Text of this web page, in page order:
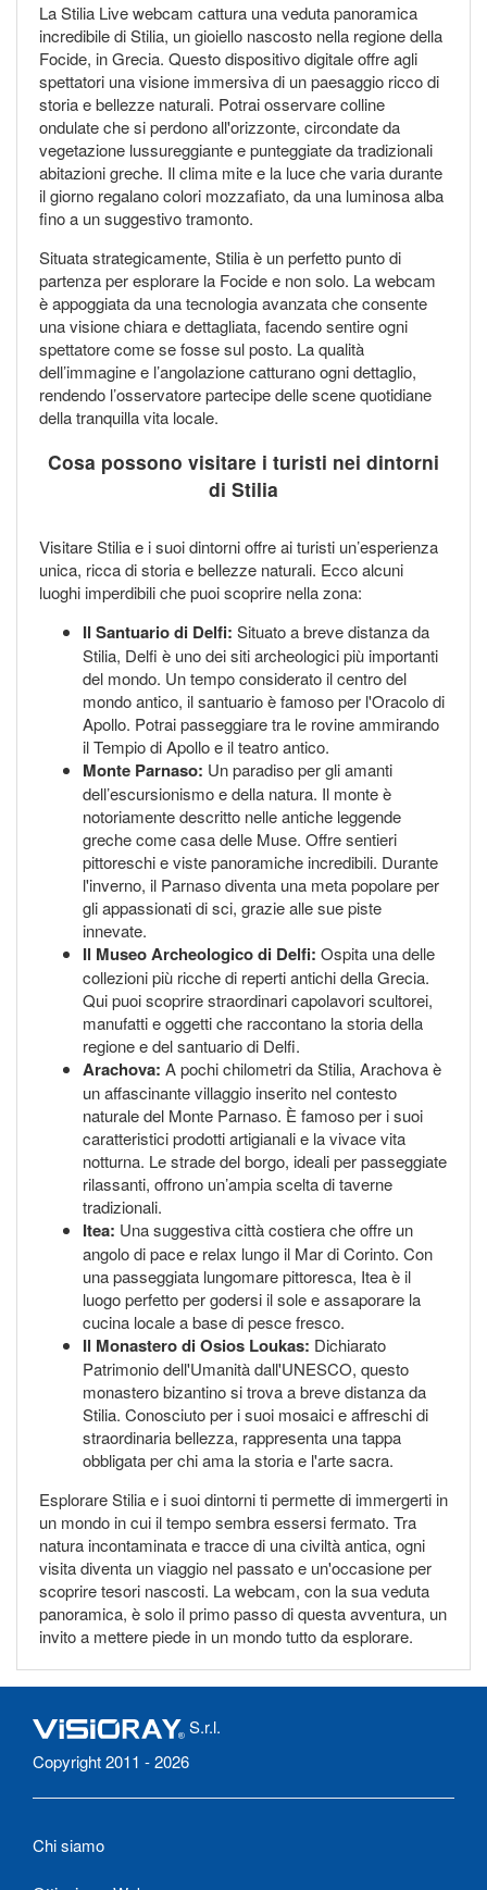
La Stilia Live webcam cattura una veduta panoramica
incredibile di Stilia, un gioiello nascosto nella regione della
Focide, in Grecia. Questo dispositivo digitale offre agli
spettatori una visione immersiva di un paesaggio ricco di
storia e bellezze naturali. Potrai osservare colline
ondulate che si perdono all'orizzonte, circondate da
vegetazione lussureggiante e punteggiate da tradizionali
abitazioni greche. Il clima mite e la luce che varia durante
il giorno regalano colori mozzafiato, da una luminosa alba
fino a un suggestivo tramonto.
Situata strategicamente, Stilia è un perfetto punto di
partenza per esplorare la Focide e non solo. La webcam
è appoggiata da una tecnologia avanzata che consente
una visione chiara e dettagliata, facendo sentire ogni
spettatore come se fosse sul posto. La qualità
dell’immagine e l’angolazione catturano ogni dettaglio,
rendendo l’osservatore partecipe delle scene quotidiane
della tranquilla vita locale.
Cosa possono visitare i turisti nei dintorni
di Stilia
Visitare Stilia e i suoi dintorni offre ai turisti un’esperienza
unica, ricca di storia e bellezze naturali. Ecco alcuni
luoghi imperdibili che puoi scoprire nella zona:
Il Santuario di Delfi: Situato a breve distanza da
Stilia, Delfi è uno dei siti archeologici più importanti
del mondo. Un tempo considerato il centro del
mondo antico, il santuario è famoso per l'Oracolo di
Apollo. Potrai passeggiare tra le rovine ammirando
il Tempio di Apollo e il teatro antico.
Monte Parnaso: Un paradiso per gli amanti
dell’escursionismo e della natura. Il monte è
notoriamente descritto nelle antiche leggende
greche come casa delle Muse. Offre sentieri
pittoreschi e viste panoramiche incredibili. Durante
l'inverno, il Parnaso diventa una meta popolare per
gli appassionati di sci, grazie alle sue piste
innevate.
Il Museo Archeologico di Delfi: Ospita una delle
collezioni più ricche di reperti antichi della Grecia.
Qui puoi scoprire straordinari capolavori scultorei,
manufatti e oggetti che raccontano la storia della
regione e del santuario di Delfi.
Arachova: A pochi chilometri da Stilia, Arachova è
un affascinante villaggio inserito nel contesto
naturale del Monte Parnaso. È famoso per i suoi
caratteristici prodotti artigianali e la vivace vita
notturna. Le strade del borgo, ideali per passeggiate
rilassanti, offrono un’ampia scelta di taverne
tradizionali.
Itea: Una suggestiva città costiera che offre un
angolo di pace e relax lungo il Mar di Corinto. Con
una passeggiata lungomare pittoresca, Itea è il
luogo perfetto per godersi il sole e assaporare la
cucina locale a base di pesce fresco.
Il Monastero di Osios Loukas: Dichiarato
Patrimonio dell'Umanità dall'UNESCO, questo
monastero bizantino si trova a breve distanza da
Stilia. Conosciuto per i suoi mosaici e affreschi di
straordinaria bellezza, rappresenta una tappa
obbligata per chi ama la storia e l'arte sacra.
Esplorare Stilia e i suoi dintorni ti permette di immergerti in
un mondo in cui il tempo sembra essersi fermato. Tra
natura incontaminata e tracce di una civiltà antica, ogni
visita diventa un viaggio nel passato e un'occasione per
scoprire tesori nascosti. La webcam, con la sua veduta
panoramica, è solo il primo passo di questa avventura, un
invito a mettere piede in un mondo tutto da esplorare.
S.r.l.
Copyright 2011 - 2026
Chi siamo